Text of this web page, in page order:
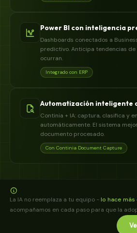
Power BI con inteligencia
Dashboards conectados a
predictivo. Anticipa tendencias
ocurran.
Integrado con ERP
Automatización inteligente
Continia + IA: captura, clasifica y
automáticamente. El sistema
documento procesado.
Con Continia Document Capture
La IA no reemplaza a tu equipo -lo hace
acompañamos en cada paso para que la